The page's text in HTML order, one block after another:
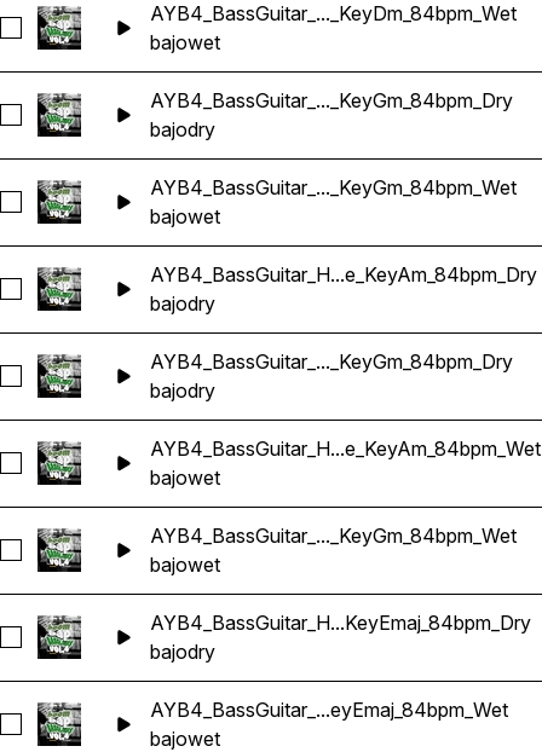
Seleccionar AYB4_BassGuitar_Garbage_KeyDm_84bpm_Wet
AYB4_BassGuitar_..._KeyDm_84bpm_Wet
bajowet
Seleccionar AYB4_BassGuitar_Grimesy_KeyGm_84bpm_Dry
AYB4_BassGuitar_..._KeyGm_84bpm_Dry
bajodry
Seleccionar AYB4_BassGuitar_Grimesy_KeyGm_84bpm_Wet
AYB4_BassGuitar_..._KeyGm_84bpm_Wet
bajowet
Seleccionar AYB4_BassGuitar_Halftime_KeyAm_84bpm_Dry
AYB4_BassGuitar_H...e_KeyAm_84bpm_Dry
bajodry
Seleccionar AYB4_BassGuitar_HardWax_KeyGm_84bpm_Dry
AYB4_BassGuitar_..._KeyGm_84bpm_Dry
bajodry
Seleccionar AYB4_BassGuitar_Halftime_KeyAm_84bpm_Wet
AYB4_BassGuitar_H...e_KeyAm_84bpm_Wet
bajowet
Seleccionar AYB4_BassGuitar_HardWax_KeyGm_84bpm_Wet
AYB4_BassGuitar_..._KeyGm_84bpm_Wet
bajowet
Seleccionar AYB4_BassGuitar_Horizon_KeyEmaj_84bpm_Dry
AYB4_BassGuitar_H...KeyEmaj_84bpm_Dry
bajodry
Seleccionar AYB4_BassGuitar_Horizon_KeyEmaj_84bpm_Wet
AYB4_BassGuitar_...eyEmaj_84bpm_Wet
bajowet